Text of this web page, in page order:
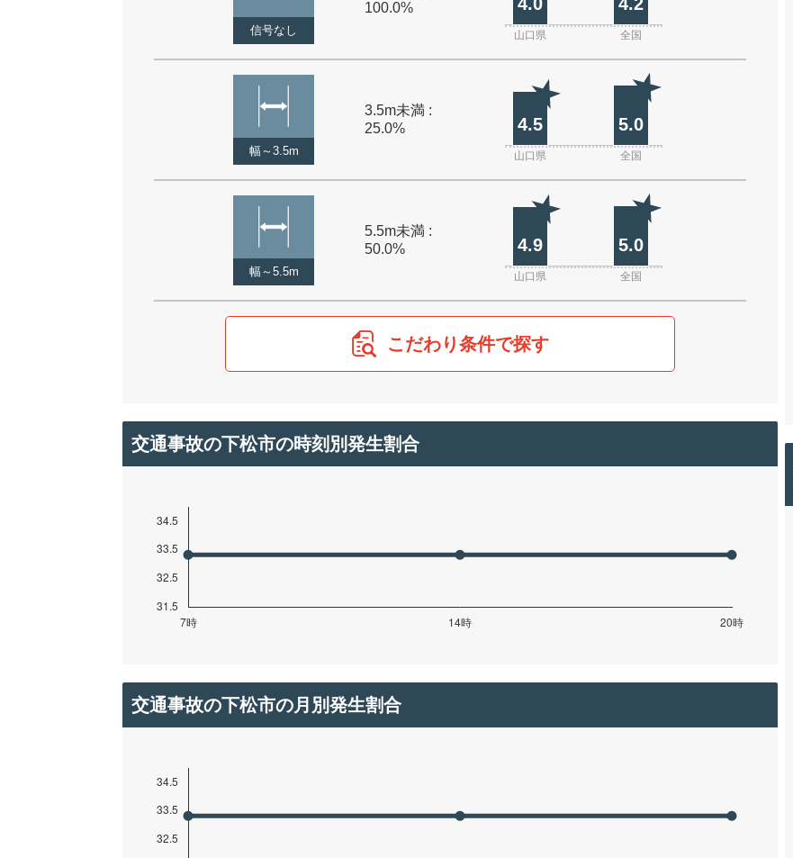
信号なし
100.0%
山口県 全国
幅～3.5m
3.5m未満 :
25.0%
4.5 5.0
山口県 全国
幅～5.5m
5.5m未満 :
50.0%
4.9 5.0
山口県 全国
こだわり条件で探す
交通事故の下松市の時刻別発生割合
交通事故の下松市の月別発生割合